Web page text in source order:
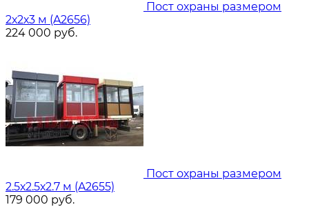
Пост охраны размером
2х2х3 м (A2656)
224 000 руб.
Пост охраны размером
2.5х2.5х2.7 м (A2655)
179 000 руб.